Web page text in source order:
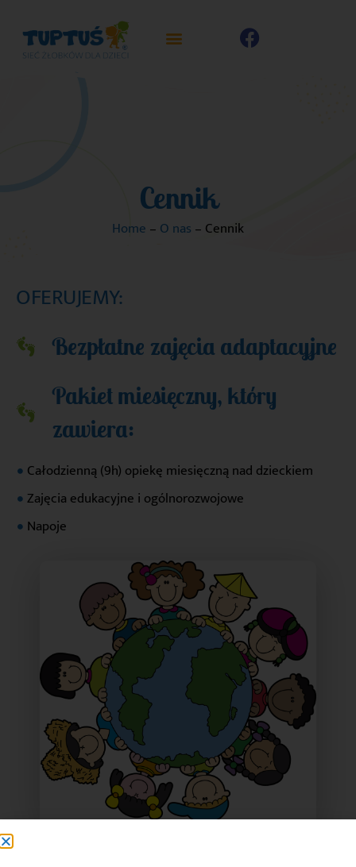
Cennik
Home – O nas – Cennik
OFERUJEMY:
Bezpłatne zajęcia adaptacyjne
Pakiet miesięczny, który
zawiera:
Całodzienną (9h) opiekę miesięczną nad dzieckiem
Zajęcia edukacyjne i ogólnorozwojowe
Napoje